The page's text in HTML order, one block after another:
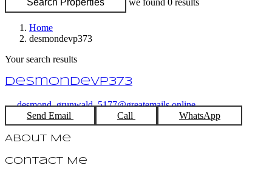
Search Properties we found 0 results
Home
desmondevp373
Your search results
desmondevp373
desmond_grunwald_5177@greatemails.online
Send Email
Call WhatsApp
About Me
Contact Me